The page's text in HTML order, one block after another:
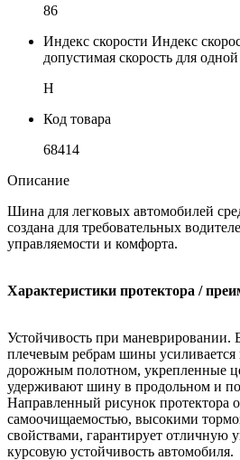
86
Индекс скорости Индекс
допустимая скорость для
H
Код товара
68414
Описание
Шина для легковых автомобилей
создана для требовательных
управляемости и комфорта.
Характеристики протектора /
Устойчивость при маневрировании.
плечевым ребрам шины
дорожным полотном, укрепленные
удерживают шину в продольном и
Направленный рисунок протектора
самоочищаемостью, высокими
свойствами, гарантирует отличную
курсовую устойчивость автомобиля.